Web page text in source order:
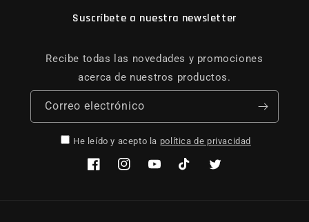
Suscríbete a nuestra newsletter
Recibe todas las novedades y promociones
acerca de nuestros productos.
Correo electrónico
He leído y acepto la política de privacidad
FacebookInstagramYouTubeTikTok Twitter